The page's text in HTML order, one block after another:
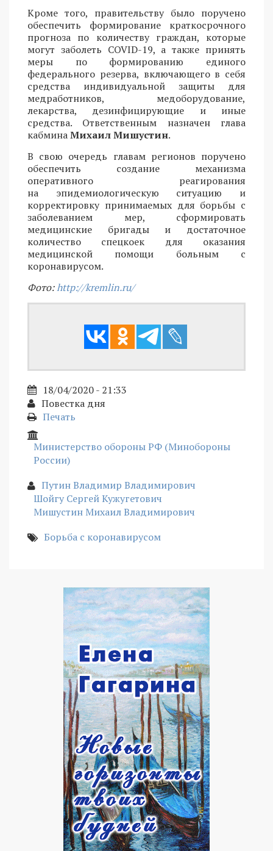
Кроме того, правительству было поручено
обеспечить формирование краткосрочного
прогноза по количеству граждан, которые
могут заболеть COVID-19, а также принять
меры по формированию единого
федерального резерва, включающего в себя
средства индивидуальной защиты для
медработников, медоборудование,
лекарства, дезинфицирующие и иные
средства. Ответственным назначен глава
кабминаМихаил Мишустин.
В свою очередь главам регионов поручено
обеспечить создание механизма
оперативного реагирования
на эпидемиологическую ситуацию и
корректировку принимаемых для борьбы с
заболеванием мер, сформировать
медицинские бригады и достаточное
количество спецкоек для оказания
медицинской помощи больным с
коронавирусом.
Фото:http://kremlin.ru/
18/04/2020 - 21:33
Повестка дня
Печать
Министерство обороны РФ (Минобороны
России)
Путин Владимир Владимирович
Шойгу Сергей Кужугетович
Мишустин Михаил Владимирович
Борьба с коронавирусом